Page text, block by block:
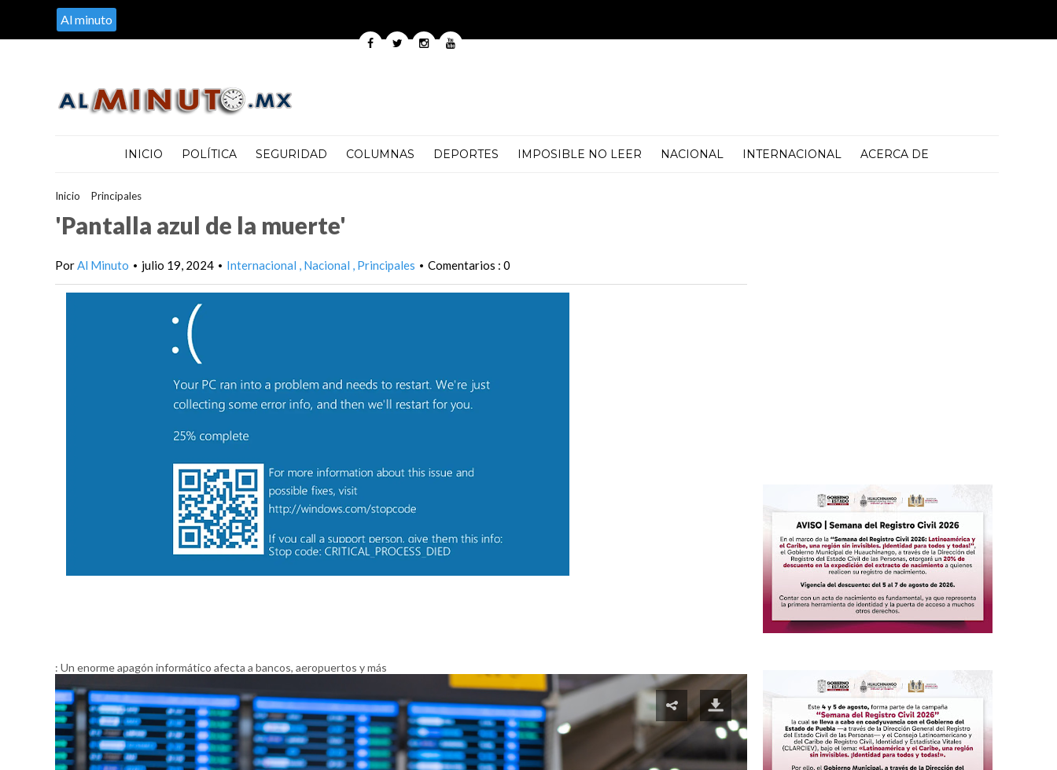
Al minuto
INICIO POLÍTICA SEGURIDAD COLUMNAS DEPORTES IMPOSIBLE NO LEER NACIONAL INTERNACIONAL ACERCA DE
Inicio Principales>
'Pantalla azul de la muerte'
PorAl Minuto • julio 19, 2024 • Internacional Nacional Principales • Comentarios : 0
: Un enorme apagón informático afecta a bancos, aeropuertos y más